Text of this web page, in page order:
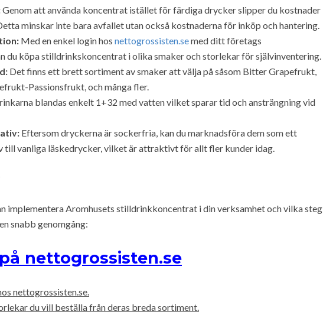
Genom att använda koncentrat istället för färdiga drycker slipper du kostnader
minskar inte bara avfallet utan också kostnaderna för inköp och hantering.
Med en enkel login hos nettogrossisten.semed ditt företags
du köpa stilldrinkskoncentrat i olika smaker och storlekar för självinventering.
Det finns ett brett sortiment av smaker att välja på såsom Bitter Grapefrukt,
Passionsfrukt, och många fler.
blandas enkelt 1+32 med vatten vilket sparar tid och ansträngning vid
Eftersom dryckerna är sockerfria, kan du marknadsföra dem som ett
till vanliga läskedrycker, vilket är attraktivt för allt fler kunder idag.
implementera Aromhusets stilldrinkkoncentrat i din verksamhet och vilka steg
snabb genomgång:
nettogrossisten.se
nettogrossisten.se.
du vill beställa från deras breda sortiment.